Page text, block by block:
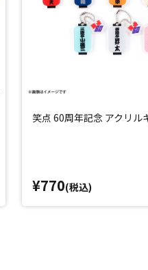
笑点 60周年記念 アクリル
¥770(税込)